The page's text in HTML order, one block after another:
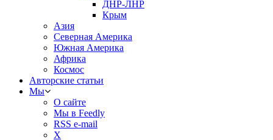
ДНР-ЛНР
Крым
Азия
Северная Америка
Южная Америка
Африка
Космос
Авторские статьи
Мы
О сайте
Мы в Feedly
RSS e-mail
X